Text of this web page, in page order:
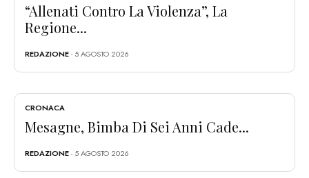
“Allenati Contro La Violenza”, La
Regione...
REDAZIONE- 5 AGOSTO 2026
CRONACA
Mesagne, Bimba Di Sei Anni Cade...
REDAZIONE- 5 AGOSTO 2026